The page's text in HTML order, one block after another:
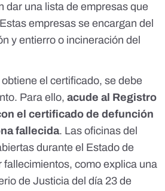
dar una lista de empresas que
empresas se encargan del
y entierro o incineración del
el certificado, se debe
Para ello, acude al Registro
el certificado de defunción
fallecida. Las oficinas del
durante el Estado de
fallecimientos, como explica una
de Justicia del día 23 de